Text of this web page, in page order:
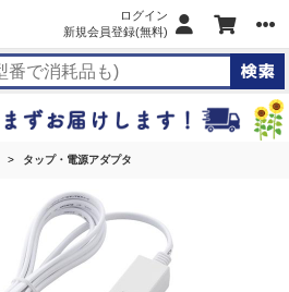
ログイン
新規会員登録(無料)
タップ・電源アダプタ